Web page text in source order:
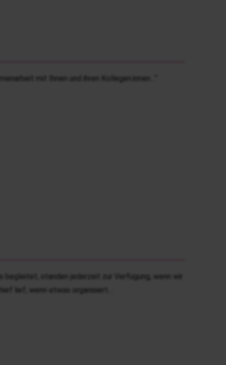
mit Ihnen und ihren Kollegen:innen…“
begleitet, standen jederzeit zur Verfügung, wenn wir
lief, wenn etwas organisiert…